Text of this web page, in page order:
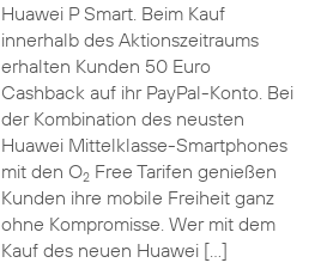
Huawei P Smart. Beim Kauf
innerhalb des Aktionszeitraums
erhalten Kunden 50 Euro
Cashback auf ihr PayPal-Konto. Bei
der Kombination des neusten
Huawei Mittelklasse-Smartphones
mit den O2Free Tarifen genießen
Kunden ihre mobile Freiheit ganz
ohne Kompromisse. Wer mit dem
Kauf des neuen Huawei […]